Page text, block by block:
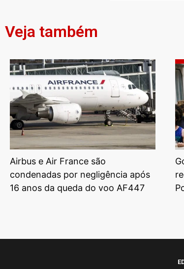
Veja também
Airbus e Air France são
condenadas por negligência após
16 anos da queda do voo AF447